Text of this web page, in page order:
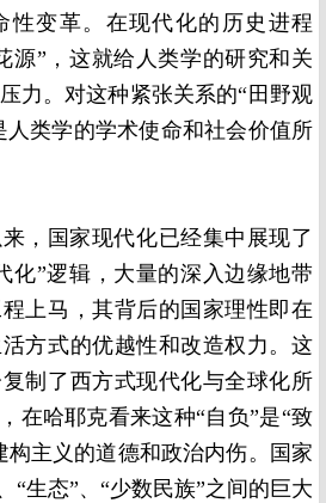
性变革。在现代化的历史进程
源”，这就给人类学的研究和关
力。对这种紧张关系的“田野观
人类学的学术使命和社会价值所
，国家现代化已经集中展现了
化”逻辑，大量的深入边缘地带
上马，其背后的国家理性即在
方式的优越性和改造权力。这
制了西方式现代化与全球化所
在哈耶克看来这种“自负”是“致
构主义的道德和政治内伤。国家
“生态”、“少数民族”之间的巨大